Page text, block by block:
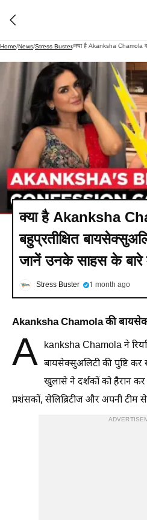
Home/News/Stress Buster/
क्या है Akanksha
बहुप्रतीक्षित
जानें उनके साहस के बारे
Stress Buster 1 month ago
Akanksha Chamola की
A kanksha Chamola ने
बायसेक्सुअलिटी की पुष्टि
खुलासे ने दर्शकों को हैरान
प्रशंसकों, सेलिब्रिटीज और अपनी टीम